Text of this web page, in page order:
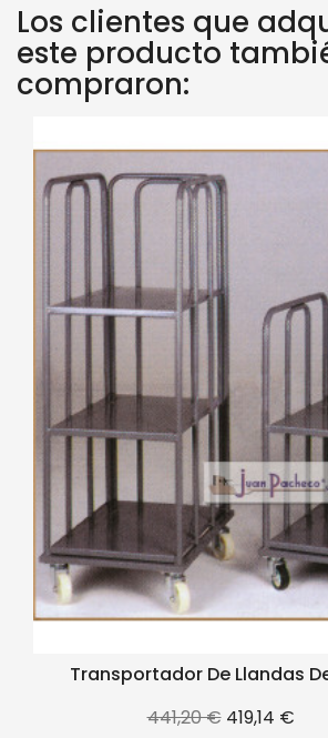
Los clientes que
este producto
compraron:
Transportador De Llandas
Precio
441,20 € Precio
419,14 €